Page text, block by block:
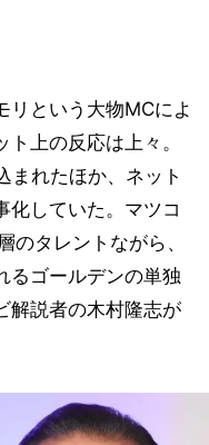
リという大物MCによ
上の反応は上々。
まれたほか、ネット
化していた。マツコ
のタレントながら、
るゴールデンの単独
解説者の木村隆志が